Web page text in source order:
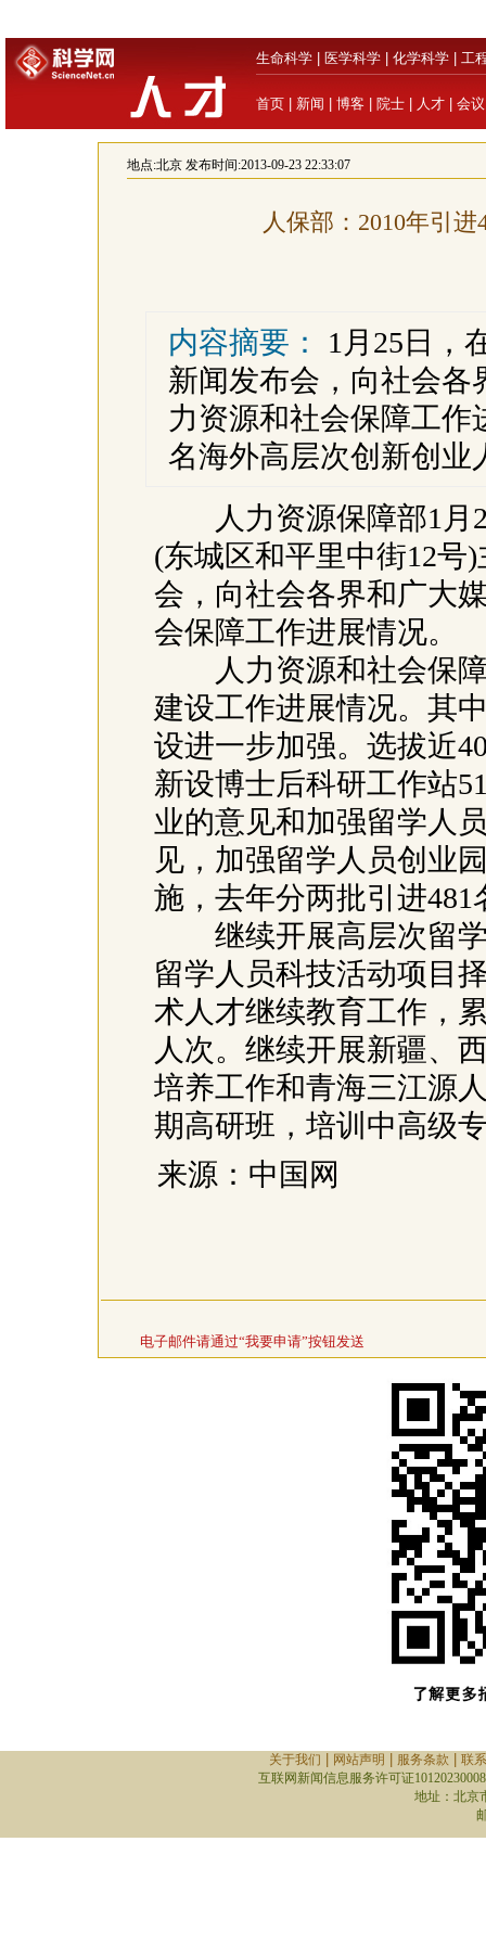
生命科学 医学科学 化学科学 工
首页 新闻 博客 院士 人才 会议
地点:北京发布时间:2013-09-23 22:33:07
人保部：2010年引
内容摘要：
1月25日，
新闻发布会，向社会各
力资源和社会保障工作
名海外高层次创新创业
人力资源保障部1月
(东城区和平里中街12号
会，向社会各界和广大
会保障工作进展情况。
人力资源和社会保障
建设工作进展情况。其
设进一步加强。选拔近
新设博士后科研工作站
业的意见和加强留学人
见，加强留学人员创业
施，去年分两批引进
继续开展高层次留学
留学人员科技活动项目
术人才继续教育工作，
人次。继续开展新疆、
培养工作和青海三江源
期高研班，培训中高级
来源：中国网
电子邮件请通过“我要申请”按钮发送
关于我们 网站声明 服务条款
联
互联网新闻信息服务许可证10120230008
地址：北京